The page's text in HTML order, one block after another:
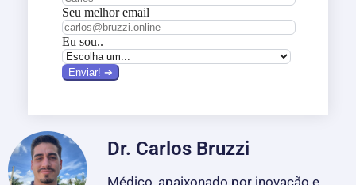
Dr. Carlos Bruzzi
Médico, apaixonado por inovação e